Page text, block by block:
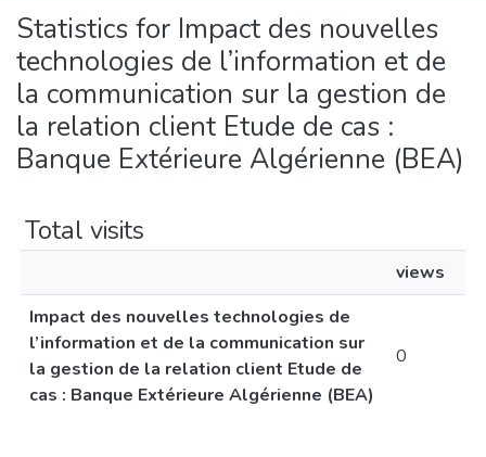
All of DSpace
Statistics for Impact des nouvelles
technologies de l’information et de
la communication sur la gestion de
la relation client Etude de cas :
Banque Extérieure Algérienne (BEA)
Total visits
views
Impact des nouvelles technologies de
l’information et de la communication sur
la gestion de la relation client Etude de
cas : Banque Extérieure Algérienne (BEA)
0